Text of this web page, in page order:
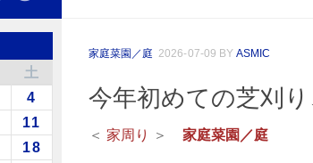
家庭菜園／庭 2026-07-09 BY ASMIC
今年初めての芝刈
＜家周り ＞ 家庭菜園／庭
土
4
11
18